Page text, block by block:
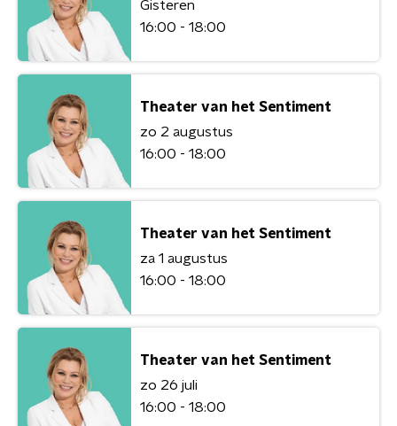
Gisteren
16:00 - 18:00
Theater van het Sentiment
zo 2 augustus
16:00 - 18:00
Theater van het Sentiment
za 1 augustus
16:00 - 18:00
Theater van het Sentiment
zo 26 juli
16:00 - 18:00